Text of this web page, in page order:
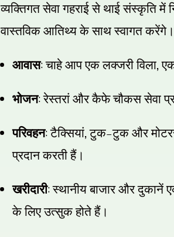
व्यक्तिगत सेवा गहराई से थाई संस्कृति में
वास्तविक आतिथ्य के साथ स्वागत
आवास:चाहे आप एक लक्जरी विला,
भोजन:रेस्तरां और कैफे चौकस सेवा
परिवहन:टैक्सियां,टुक–टुक और
प्रदान करती हैं।
खरीदारी:स्थानीय बाजार और दुकानें
के लिए उत्सुक होते हैं।